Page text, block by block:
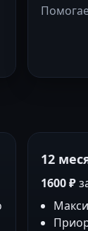
12
1600 ₽